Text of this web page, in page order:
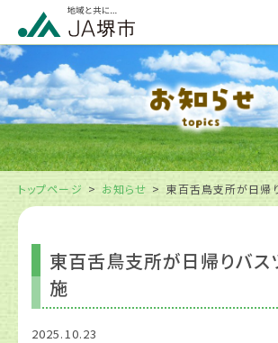
トップページ お知らせ 東百舌鳥支所が日帰
東百舌鳥支所が日帰りバス
施
2025.10.23